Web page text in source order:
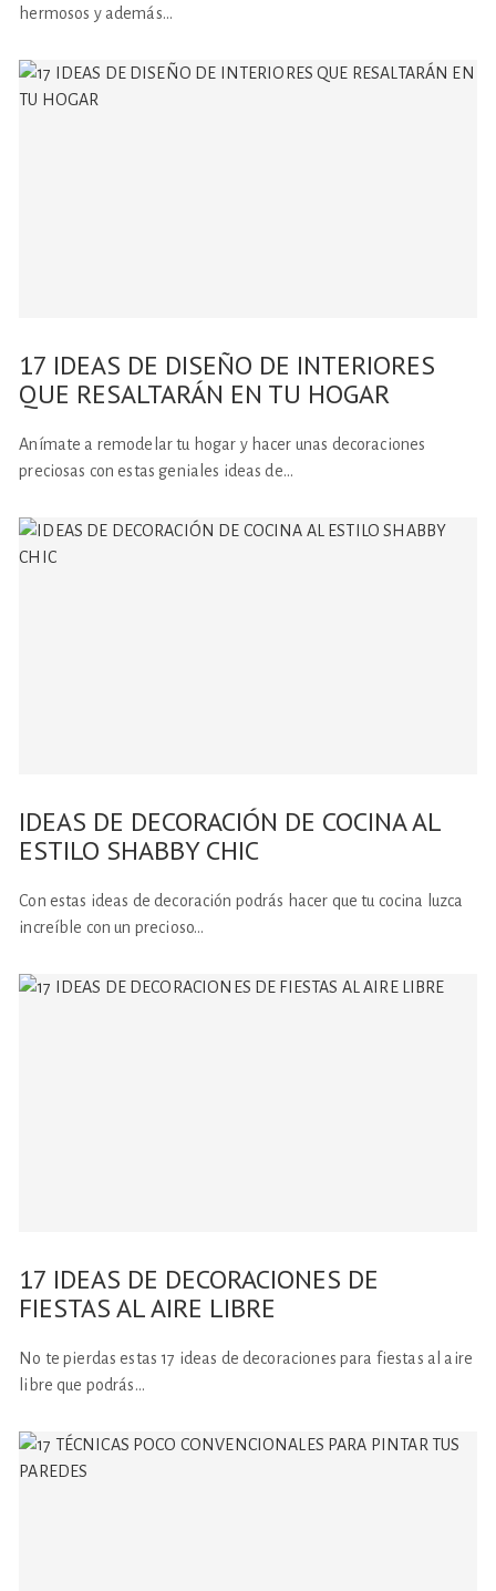
hermosos y además…
17 IDEAS DE DISEÑO DE INTERIORES
QUE RESALTARÁN EN TU HOGAR
Anímate a remodelar tu hogar y hacer unas decoraciones
preciosas con estas geniales ideas de…
IDEAS DE DECORACIÓN DE COCINA AL
ESTILO SHABBY CHIC
Con estas ideas de decoración podrás hacer que tu cocina luzca
increíble con un precioso…
17 IDEAS DE DECORACIONES DE
FIESTAS AL AIRE LIBRE
No te pierdas estas 17 ideas de decoraciones para fiestas al aire
libre que podrás…